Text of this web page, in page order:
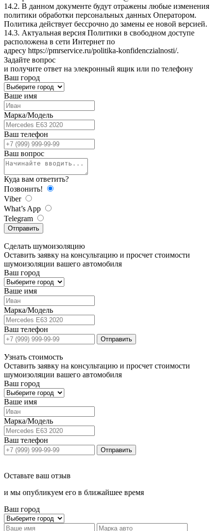
14.2. В данном документе будут отражены любые изменения
политики обработки персональных данных Оператором.
Политика действует бессрочно до замены ее новой версией.
14.3. Актуальная версия Политики в свободном доступе
расположена в сети Интернет по
адресу https://pmrservice.ru/politika-konfidenczialnosti/.
Задайте вопрос
и получите ответ на элекронный ящик или по телефону
Ваш город
Ваше имя
Марка/Модель
Ваш телефон
Ваш вопрос
Куда вам ответить?
Позвонить!
Viber
What’s App
Telegram
Отправить
Сделать шумоизоляцию
Оставить заявку на консультацию и просчет стоимости
шумоизоляции вашего автомобиля
Ваш город
Ваше имя
Марка/Модель
Ваш телефон
Отправить
Узнать стоимость
Оставить заявку на консультацию и просчет стоимости
шумоизоляции вашего автомобиля
Ваш город
Ваше имя
Марка/Модель
Ваш телефон
Отправить
Оставьте ваш отзыв
и мы опубликуем его в ближайшее время
Ваш город